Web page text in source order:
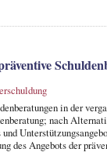
in der
nach
des Angebots der